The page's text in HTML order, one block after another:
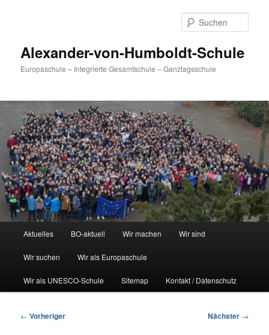
Alexander-von-Humboldt-Schule
Europaschule – Integrierte Gesamtschule – Ganztagsschule
Aktuelles BO-aktuell Wir machen Wir sind
Wir suchen Wir als Europaschule
Wir als UNESCO-Schule Sitemap Kontakt / Datenschutz
Beitragsnavigation
← Vorheriger Nächster →